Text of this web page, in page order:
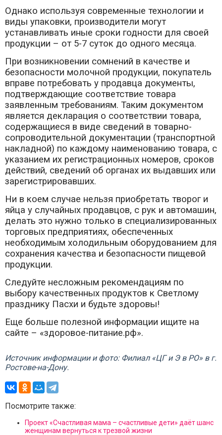
Однако используя современные технологии и
виды упаковки, производители могут
устанавливать иные сроки годности для своей
продукции – от 5-7 суток до одного месяца.
При возникновении сомнений в качестве и
безопасности молочной продукции, покупатель
вправе потребовать у продавца документы,
подтверждающие соответствие товара
заявленным требованиям. Таким документом
является декларация о соответствии товара,
содержащиеся в виде сведений в товарно-
сопроводительной документации (транспортной
накладной) по каждому наименованию товара, с
указанием их регистрационных номеров, сроков
действий, сведений об органах их выдавших или
зарегистрировавших.
Ни в коем случае нельзя приобретать творог и
яйца у случайных продавцов, с рук и автомашин,
делать это нужно только в специализированных
торговых предприятиях, обеспеченных
необходимым холодильным оборудованием для
сохранения качества и безопасности пищевой
продукции.
Следуйте несложным рекомендациям по
выбору качественных продуктов к Светлому
празднику Пасхи и будьте здоровы!
Еще больше полезной информации ищите на
сайте – «здоровое-питание.рф».
Источник информации и фото: Филиал «ЦГ и Э в РО» в г.
Ростове-на-Дону.
Посмотрите также:
Проект «Счастливая мама – счастливые дети» даёт шанс
женщинам вернуться к трезвой жизни